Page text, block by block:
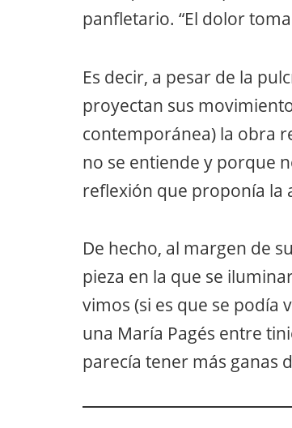
panfletario. “El dolor
Es decir, a pesar de la
proyectan sus
contemporánea) la obra
no se entiende y porque
reflexión que proponía la
De hecho, al margen de
pieza en la que se
vimos (si es que se podía
una María Pagés entre
parecía tener más ganas